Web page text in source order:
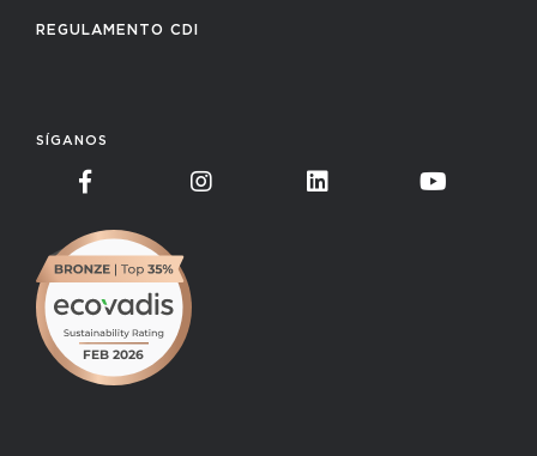
REGULAMENTO CDI
SÍGANOS